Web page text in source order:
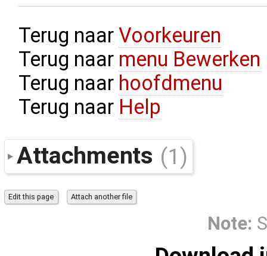
Terug naar Voorkeuren
Terug naar menu Bewerken
Terug naar hoofdmenu
Terug naar Help
Attachments (1)
Note: